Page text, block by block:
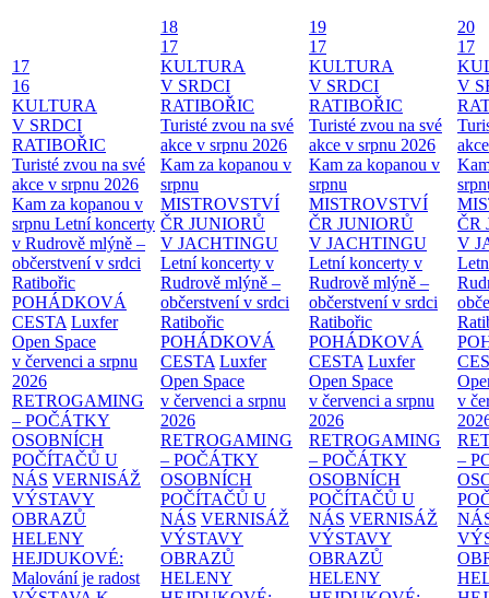
17
16
KULTURA
V SRDCI
RATIBOŘIC
Turisté zvou na své
akce v srpnu 2026
Kam za kopanou v
srpnu Letní koncerty
v Rudrově mlýně –
občerstvení v srdci
Ratibořic
POHÁDKOVÁ
CESTA Luxfer
Open Space
v červenci a srpnu
2026
RETROGAMING
– POČÁTKY
OSOBNÍCH
POČÍTAČŮ U
NÁS VERNISÁŽ
VÝSTAVY
OBRAZŮ
HELENY
HEJDUKOVÉ:
Malování je radost
18
17
KULTURA
V SRDCI
RATIBOŘIC
Turisté zvou na své
akce v srpnu 2026
Kam za kopanou v
srpnu
MISTROVSTVÍ
ČR JUNIORŮ
V JACHTINGU
Letní koncerty v
Rudrově mlýně –
občerstvení v srdci
Ratibořic
POHÁDKOVÁ
CESTA Luxfer
Open Space
v červenci a srpnu
2026
RETROGAMING
– POČÁTKY
OSOBNÍCH
POČÍTAČŮ U
NÁS VERNISÁŽ
VÝSTAVY
OBRAZŮ
HELENY
19
17
KULTURA
V SRDCI
RATIBOŘIC
Turisté zvou na své
akce v srpnu 2026
Kam za kopanou v
srpnu
MISTROVSTVÍ
ČR JUNIORŮ
V JACHTINGU
Letní koncerty v
Rudrově mlýně –
občerstvení v srdci
Ratibořic
POHÁDKOVÁ
CESTA Luxfer
Open Space
v červenci a srpnu
2026
RETROGAMING
– POČÁTKY
OSOBNÍCH
POČÍTAČŮ U
NÁS VERNISÁŽ
VÝSTAVY
OBRAZŮ
HELENY
20
17
V
ČR
V
v
–